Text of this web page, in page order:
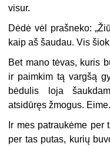
visur.
Dėdė vėl prašneko:
kaip aš šaudau. Vis
Bet mano tėvas, kuris
ir paimkim tą vargšą
bėdulis loja
atsidūręs žmogus.
Ir mes patraukėme per
per tas putas, kurių